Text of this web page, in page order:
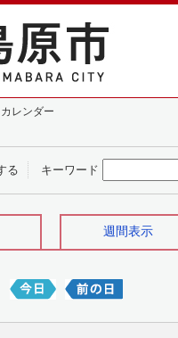
レンダー
る キーワード
週間表示